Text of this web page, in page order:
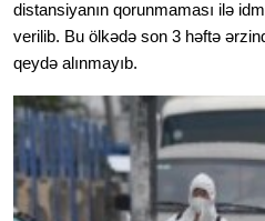
distansiyanın qorunmaması ilə
verilib. Bu ölkədə son 3 həftə
qeydə alınmayıb.